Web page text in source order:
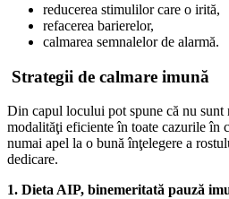
reducerea stimulilor care o irită,
refacerea barierelor,
calmarea semnalelor de alarmă.
Strategii de calmare imună
Din capul locului pot spune că nu sunt
modalităţi eficiente în toate cazurile în
numai apel la o bună înţelegere a
dedicare.
1. Dieta AIP, binemeritată pauză